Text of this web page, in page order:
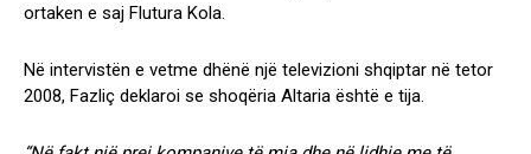
ortaken e saj Flutura Kola.
Në intervistën e vetme dhënë një televizioni shqiptar në tetor
2008, Fazliç deklaroi se shoqëria Altaria është e tija.